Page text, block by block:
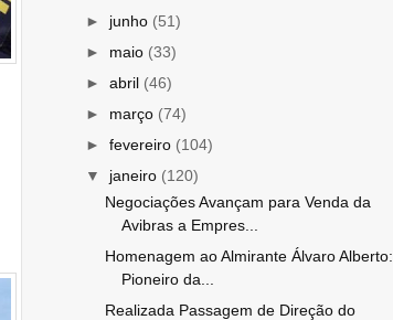
► junho (51)
► maio (33)
► abril (46)
► março (74)
► fevereiro (104)
▼ janeiro (120)
Negociações Avançam para Venda da
Avibras a Empres...
Homenagem ao Almirante Álvaro Alberto:
Pioneiro da...
Realizada Passagem de Direção do